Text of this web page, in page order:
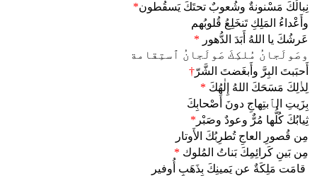
نِبالُكَ مَسْنونةٌ وشُعوبٌ تحتَكَ يَسقُطون*
وأَعْداءُ المَلِكِ تَنخَلِعُ قُلوبُهم
عَرشُكَ يا اللهُ أَبَدَ الدُّهور *
وصَولَجانُ مُلكِكَ صَولَجانُ ٱستِقامة
أَحبَبتَ البِرَّ وأَبغَضتَ الشَّرّ†
لِذٰلِكَ مَسَحَكَ اللهُ إِلٰهُكَ *
بِزَيتِ الٱبتِهاجِ دونَ أَصْحابِكَ
ثِيابُكَ كُلُّها مُرٌّ وعودٌ وصَبْر *
مِن قُصورِ العاجِ تُطرِبُكَ الأَوتار
مِن بَينِ كَرائِمِكَ بَناتُ المُلوك *
قامَت مَلِكَةٌ عن يَمينِكَ بِذَهَبِ أُوفير